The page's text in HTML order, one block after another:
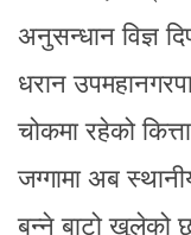
अनुसन्धान विज्ञ
धरान
चोकमा रहेको
जग्गामा अब
बन्ने बाटो खुलेको